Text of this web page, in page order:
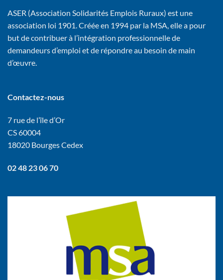
ASER (Association Solidarités Emplois Ruraux) est une
association loi 1901. Créée en 1994 par la MSA, elle a pour
but de contribuer à l’intégration professionnelle de
demandeurs d’emploi et de répondre au besoin de main
d’œuvre.
Contactez-nous
7 rue de l’île d’Or
CS 60004
18020 Bourges Cedex
02 48 23 06 70